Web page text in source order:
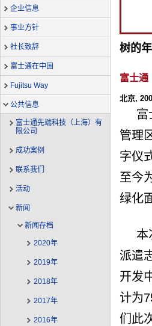
企业信息
事业方针
社长致辞
富士通在中国
Fujitsu Way
公共信息
富士通先端科技（上海）有
限公司
成功案例
联系我们
活动
新闻
新闻存档
2020年
2019年
2018年
2017年
2016年
树的
富士通
北京,
富
管理
字仪
至今
绿化
本
派遣
开发
计为
们此